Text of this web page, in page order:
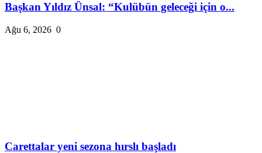
Başkan Yıldız Ünsal: “Kulübün geleceği için o...
Ağu 6, 2026 0
Carettalar yeni sezona hırslı başladı